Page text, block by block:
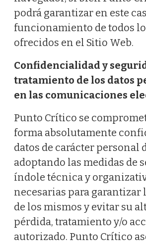
podrá garantizar en este
funcionamiento de todos
ofrecidos en el Sitio Web.
Confidencialidad y
tratamiento de los datos
en las comunicaciones
Punto Crítico se
forma absolutamente
datos de carácter personal
adoptando las medidas de
índole técnica y
necesarias para garantizar
de los mismos y evitar su
pérdida, tratamiento y/o
autorizado. Punto Crítico